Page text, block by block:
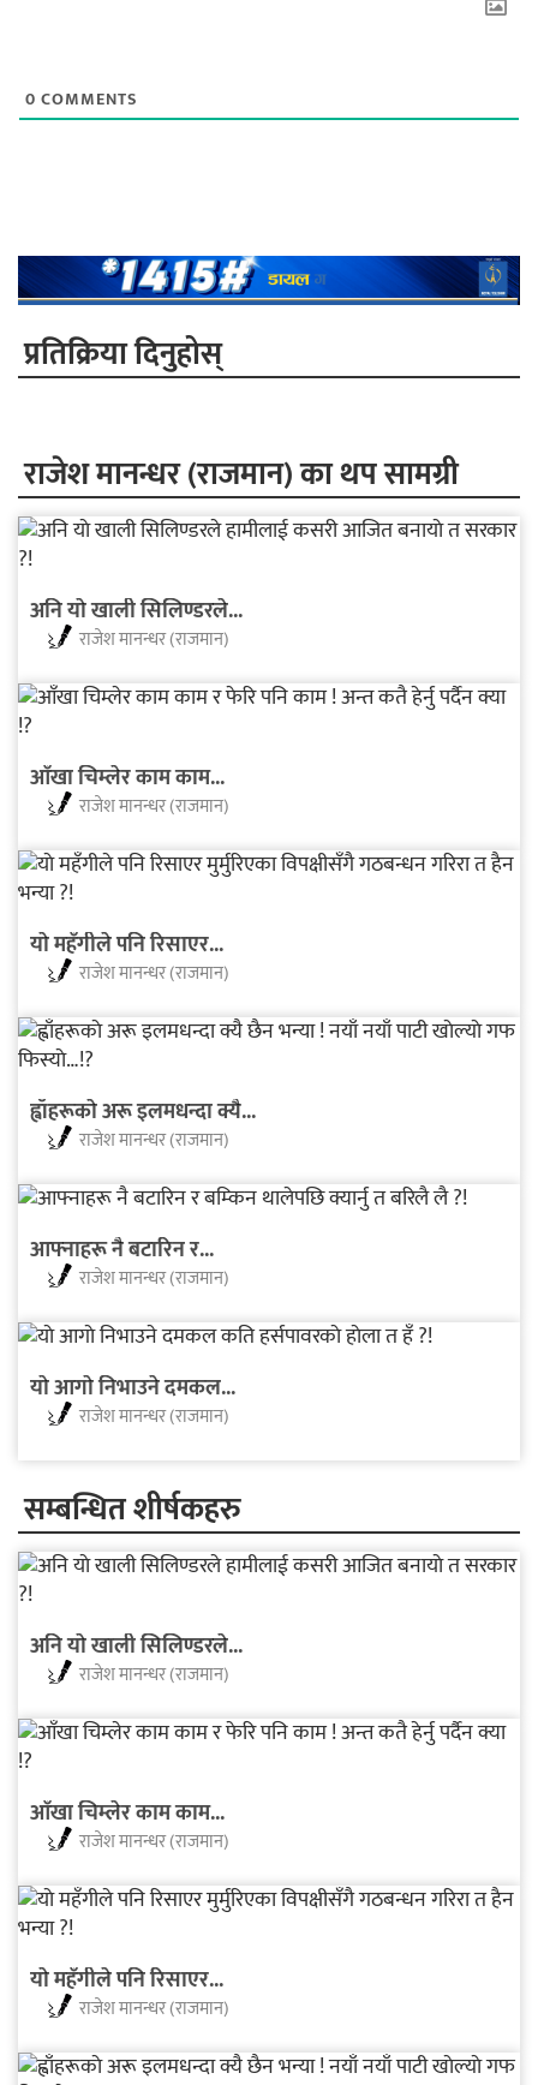
0 COMMENTS
प्रतिक्रिया दिनुहोस्
राजेश मानन्धर (राजमान) का थप सामग्री
अनि याे खाली सिलिण्डरले...
राजेश मानन्धर (राजमान)
आँखा चिम्लेर काम काम...
राजेश मानन्धर (राजमान)
याे महँगीले पनि रिसाएर...
राजेश मानन्धर (राजमान)
ह्वाँहरूकाे अरू इलमधन्दा क्यै...
राजेश मानन्धर (राजमान)
आफ्नाहरू नै बटारिन र...
राजेश मानन्धर (राजमान)
याे आगाे निभाउने दमकल...
राजेश मानन्धर (राजमान)
सम्बन्धित शीर्षकहरु
अनि याे खाली सिलिण्डरले...
राजेश मानन्धर (राजमान)
आँखा चिम्लेर काम काम...
राजेश मानन्धर (राजमान)
याे महँगीले पनि रिसाएर...
राजेश मानन्धर (राजमान)